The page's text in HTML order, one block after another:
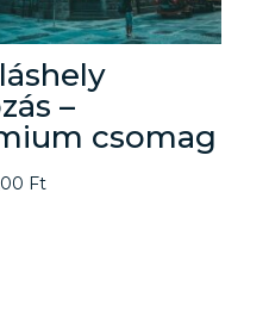
–
csomag
Ft